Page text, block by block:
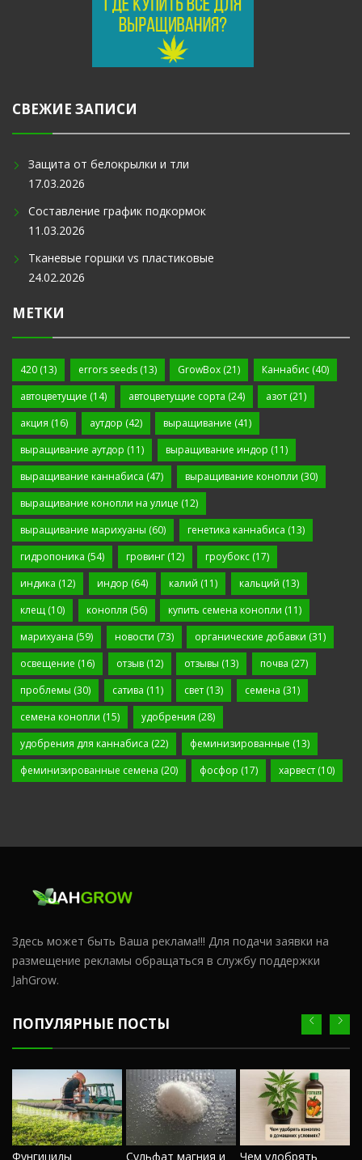
СВЕЖИЕ ЗАПИСИ
Защита от белокрылки и тли
17.03.2026
Составление график подкормок
11.03.2026
Тканевые горшки vs пластиковые
24.02.2026
МЕТКИ
420 (13) errors seeds(13) GrowBox (21) Каннабис(40)
автоцветущие (14) автоцветущие сорта (24) азот (21)
акция (16) аутдор (42) выращивание (41)
выращивание аутдор (11) выращивание индор (11)
выращивание каннабиса (47) выращивание конопли (30)
выращивание конопли на улице (12)
выращивание марихуаны (60) генетика каннабиса (13)
гидропоника (54) гровинг(12) гроубокс (17)
индика (12) индор (64) калий (11) кальций (13)
клещ (10) конопля (56) купить семена конопли (11)
марихуана (59) новости (73) органические добавки (31)
освещение (16) отзыв(12) отзывы (13) почва (27)
проблемы (30) сатива (11) свет (13) семена (31)
семена конопли (15) удобрения (28)
удобрения для каннабиса (22) феминизированные (13)
феминизированные семена (20) фосфор (17) харвест (10)
Здесь может быть Ваша реклама!!! Для подачи заявки на
размещение рекламы обращаться в службу поддержки
JahGrow.
ПОПУЛЯРНЫЕ ПОСТЫ
Фунгициды Сульфат магния и Чем удобрять